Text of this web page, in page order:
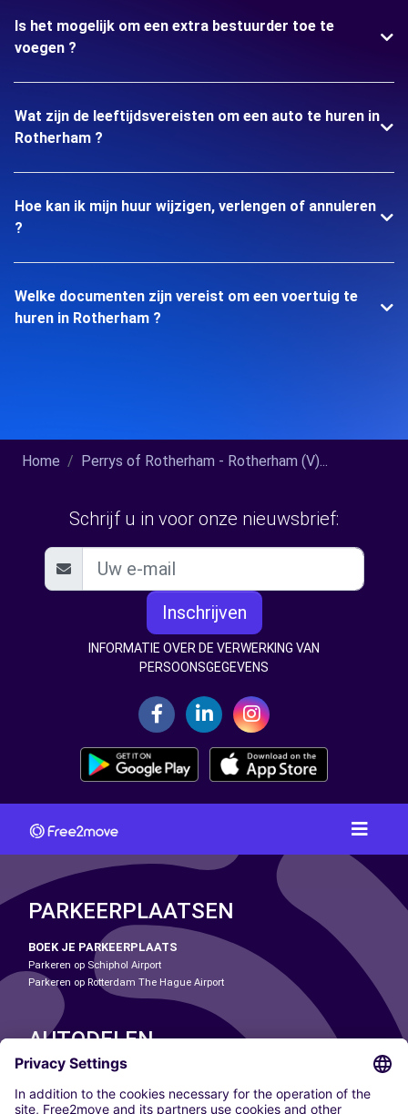
Is het mogelijk om een extra bestuurder toe te
voegen ?
Wat zijn de leeftijdsvereisten om een auto te huren in
Rotherham ?
Hoe kan ik mijn huur wijzigen, verlengen of annuleren
?
Welke documenten zijn vereist om een voertuig te
huren in Rotherham ?
Home Perrys of Rotherham - Rotherham (V)...
Schrijf u in voor onze nieuwsbrief:
Inschrijven
INFORMATIE OVER DE VERWERKING VAN
PERSOONSGEGEVENS
PARKEERPLAATSEN
BOEK JE PARKEERPLAATS
Parkeren op Schiphol Airport
Parkeren op Rotterdam The Hague Airport
AUTODELEN
ONZE STEDEN
Paris
Madrid